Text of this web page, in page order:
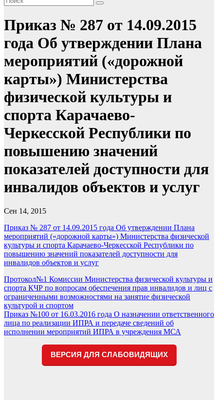
Приказ № 287 от 14.09.2015
года Об утверждении Плана
мероприятий («дорожной
карты») Министерства
физической культуры и
спорта Карачаево-
Черкесской Республики по
повышению значений
показателей доступности для
инвалидов объектов и услуг
Сен 14, 2015
Приказ № 287 от 14.09.2015 года Об утверждении Плана
мероприятий («дорожной карты») Министерства физической
культуры и спорта Карачаево-Черкесской Республики по
повышению значений показателей доступности для
инвалидов объектов и услуг
Навигация
по
записям
Протокол№1 Комиссии Министерства физической культуры и
спорта КЧР по вопросам обеспечения прав инвалидов и лиц с
ограниченными возможностями на занятие физической
культурой и спортом
Приказ №100 от 16.03.2016 года О назначении ответственного
лица по реализации ИПРА и передаче сведений об
исполнении мероприятий ИПРА в учреждения МСА
ВЕРСИЯ ДЛЯ СЛАБОВИДЯЩИХ